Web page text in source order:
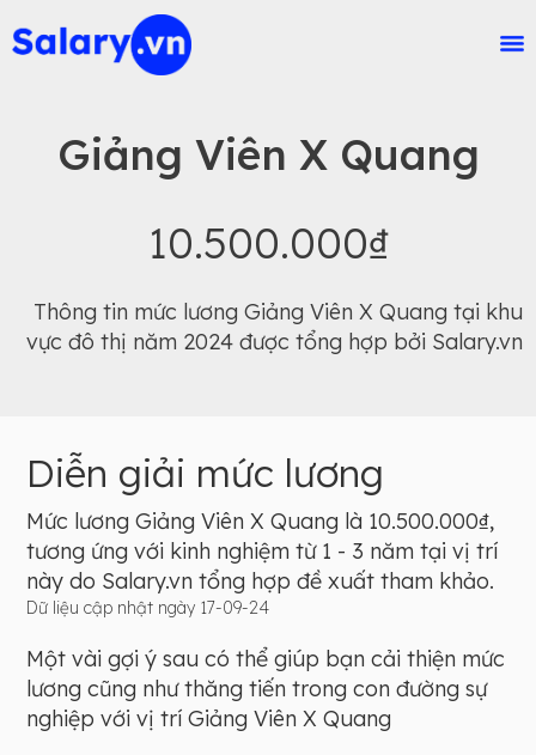
Giảng Viên X Quang
10.500.000₫
Thông tin mức lương Giảng Viên X Quang tại khu
vực đô thị năm 2024 được tổng hợp bởi Salary.vn
Diễn giải mức lương
Mức lương Giảng Viên X Quang là 10.500.000₫,
tương ứng với kinh nghiệm từ 1 - 3 năm tại vị trí
này do Salary.vn tổng hợp đề xuất tham khảo.
Dữ liệu cập nhật ngày 17-09-24
Một vài gợi ý sau có thể giúp bạn cải thiện mức
lương cũng như thăng tiến trong con đường sự
nghiệp với vị trí Giảng Viên X Quang